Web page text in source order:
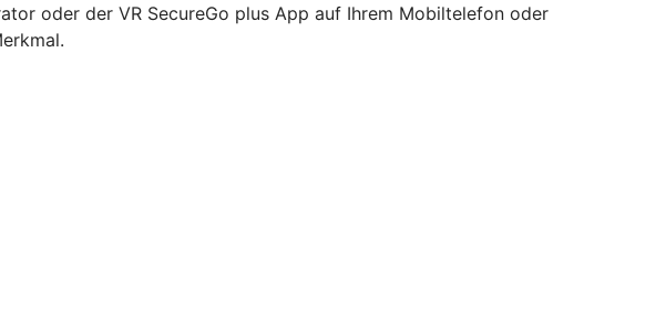
oder der VR SecureGo plus App auf Ihrem Mobiltelefon oder